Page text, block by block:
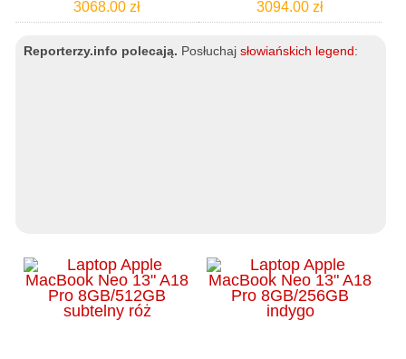
3068.00 zł 3094.00 zł
Reporterzy.info polecają. Posłuchajsłowiańskich legend :